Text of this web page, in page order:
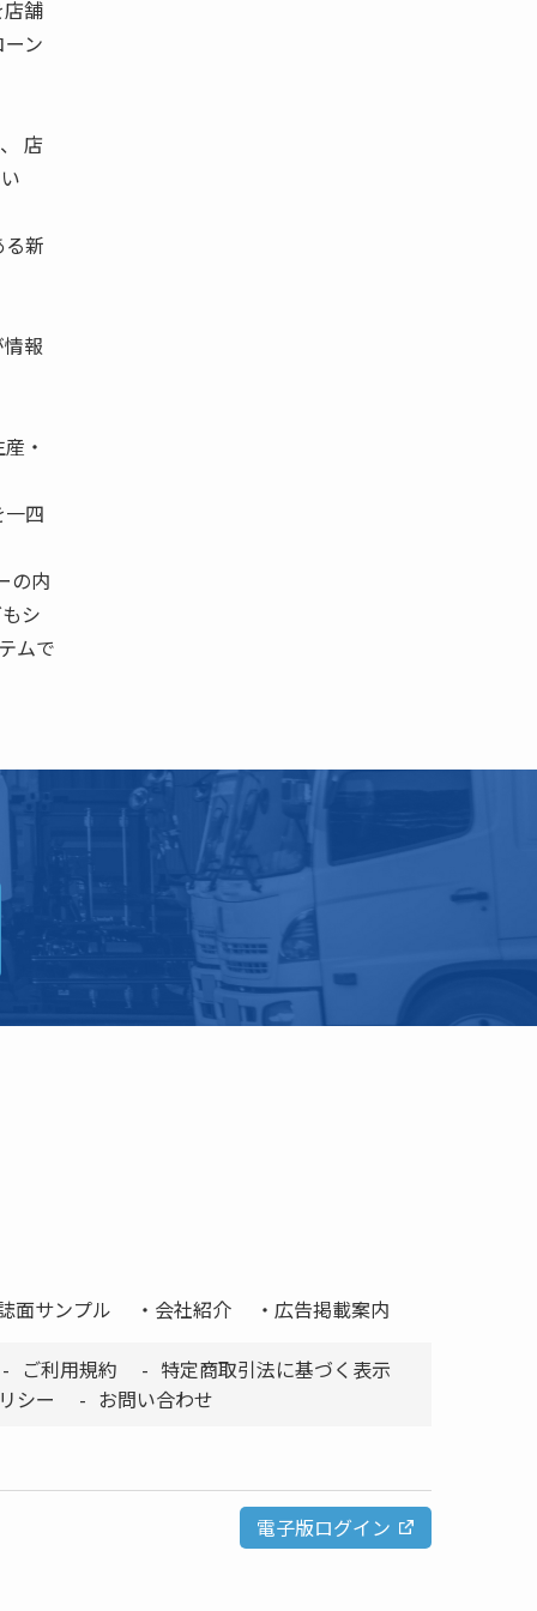
舗
ン
店
新
報
・
四
の内
シ
ムで
面サンプル 会社紹介
広告掲載案内
ご利用規約
特定商取引法に基づく表示
シー
お問い合わせ
電子版ログイン